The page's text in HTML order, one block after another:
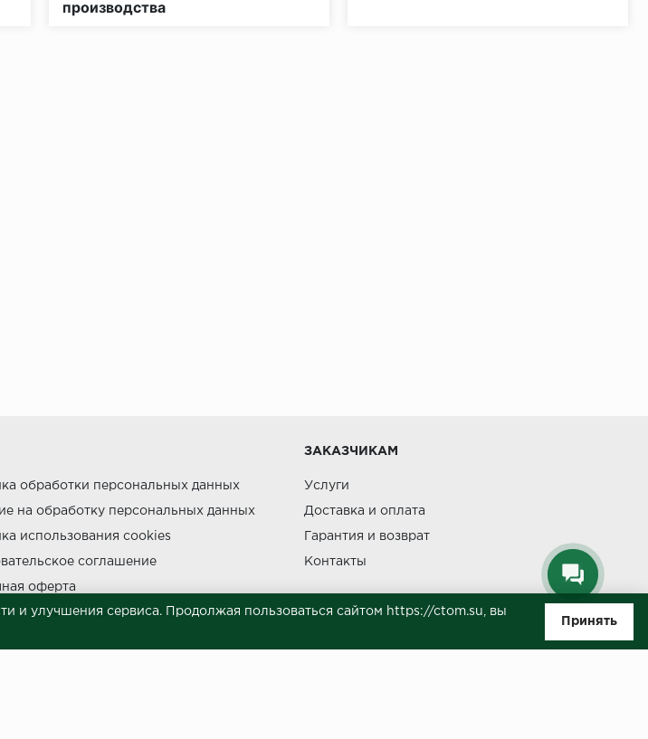
производства
обработки персональных данных
на обработку персональных данных
использования cookies
соглашение
оферта
о продавце (реквизиты)
ЗАКАЗЧИКАМ
Услуги
Доставка и оплата
Гарантия и возврат
Контакты
и улучшения сервиса. Продолжая пользоваться сайтом https://ctom.su, вы
Принять